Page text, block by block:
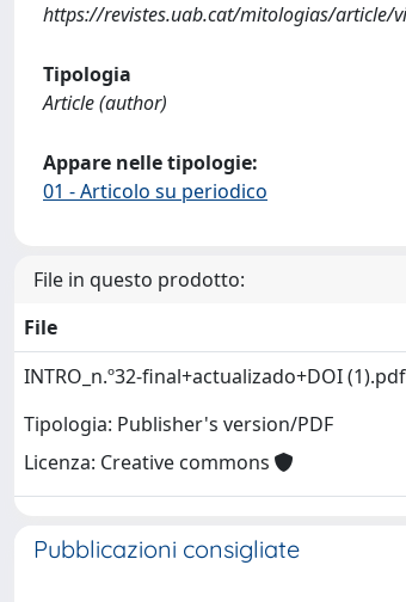
https://revistes.uab.cat/mitologias/article/
Tipologia
Article (author)
Appare nelle tipologie:
01 - Articolo su periodico
File in questo prodotto:
File
INTRO_n.º32-final+actualizado+DOI (1).pdf
Tipologia: Publisher's version/PDF
Licenza: Creative commons
Pubblicazioni consigliate